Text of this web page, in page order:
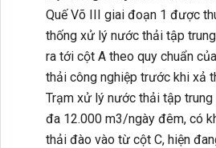
Quế Võ III giai đoạn 1 được
thống xử lý nước thải tập
ra tới cột A theo quy chuẩn
thải công nghiệp trước khi xả
Trạm xử lý nước thải tập
đa 12.000 m3/ngày đêm, có
thải đào vào từ cột C, hiện